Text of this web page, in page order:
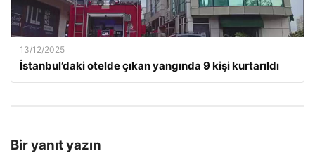
13/12/2025
İstanbul’daki otelde çıkan yangında 9 kişi kurtarıldı
Bir yanıt yazın